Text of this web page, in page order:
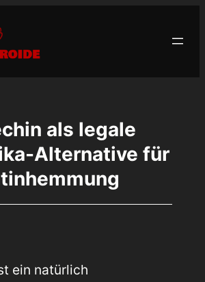
als legale
Alternative für
ein natürlich